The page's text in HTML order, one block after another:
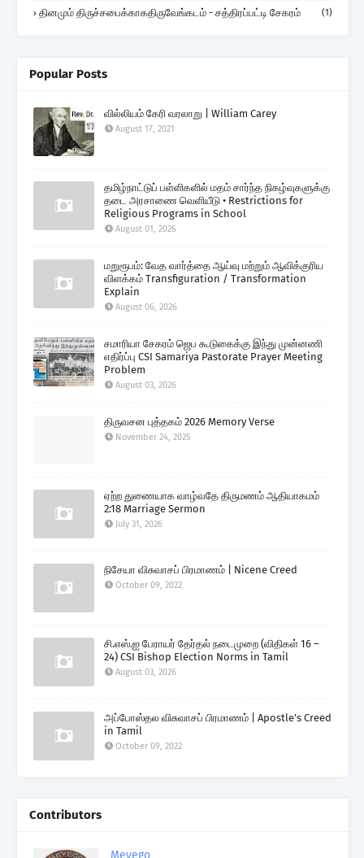
தினமும் திருச்சபைக்காகதிருவேங்கடம் - சத்திரப்பட்டி சேகரம் (1)
Popular Posts
வில்லியம் கேரி வரலாறு | William Carey
August 17, 2021
தமிழ்நாட்டுப் பள்ளிகளில் மதம் சார்ந்த நிகழ்வுகளுக்கு
தடை அரசாணை வெளியீடு • Restrictions for
Religious Programs in School
August 01, 2026
மறுரூபம்: வேத வார்த்தை ஆய்வு மற்றும் ஆவிக்குரிய
விளக்கம் Transfiguration / Transformation
Explain
August 06, 2026
சமாரியா சேகரம் ஜெப கூடுகைக்கு இந்து முன்னணி
எதிர்ப்பு CSI Samariya Pastorate Prayer Meeting
Problem
August 03, 2026
திருவசன புத்தகம் 2026 Memory Verse
November 24, 2025
ஏற்ற துணையாக வாழ்வதே திருமணம் ஆதியாகமம்
2:18 Marriage Sermon
July 31, 2026
நிசேயா விசுவாசப் பிரமாணம் | Nicene Creed
October 09, 2022
சி.எஸ்.ஐ பேராயர் தேர்தல் நடைமுறை (விதிகள் 16 –
24) CSI Bishop Election Norms in Tamil
August 03, 2026
அப்போஸ்தல விசுவாசப் பிரமாணம் | Apostle's Creed
in Tamil
October 09, 2022
Contributors
Meyego